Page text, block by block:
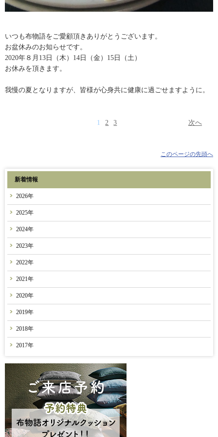
いつも布物語をご愛顧頂きありがとうございます。
お盆休みのお知らせです。
2020年８月13日（木）14日（金）15日（土）
お休みを頂きます。
我慢の夏となりますが、皆様が心身共に健康に過ごせますように。
1 2 3 次へ
このページの先頭へ
新着情報
2026年
2025年
2024年
2023年
2022年
2021年
2020年
2019年
2018年
2017年